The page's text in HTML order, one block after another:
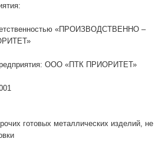
«ПРОИЗВОДСТВЕННО –
ООО «ПТК ПРИОРИТЕТ»
готовых металлических изделий, не